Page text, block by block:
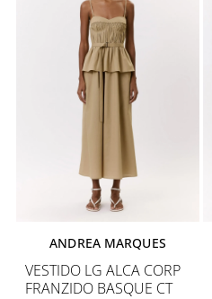
ANDREA MARQUES
VESTIDO LG ALCA CORP
FRANZIDO BASQUE CT